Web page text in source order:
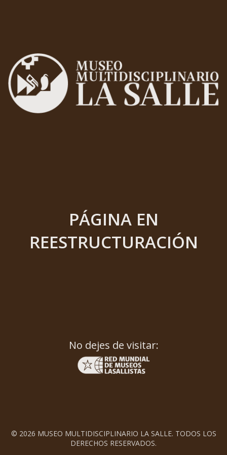
PÁGINA EN
REESTRUCTURACIÓN
No dejes de visitar:
© 2026 MUSEO MULTIDISCIPLINARIO LA SALLE. TODOS LOS
DERECHOS RESERVADOS.